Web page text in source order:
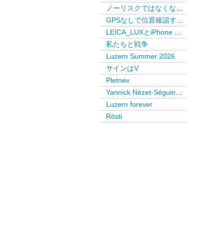
私たちと戦争
Luzern Summer 2026
サインはV
Pletnev
Luzern forever
Rösti